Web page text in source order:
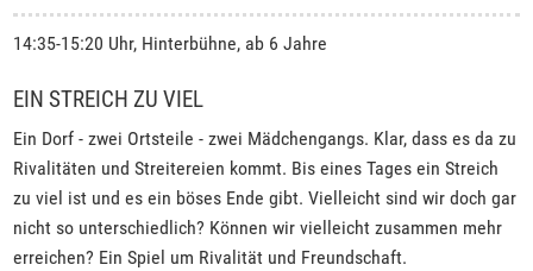
14:35-15:20 Uhr, Hinterbühne, ab 6 Jahre
EIN STREICH ZU VIEL
Ein Dorf - zwei Ortsteile - zwei Mädchengangs. Klar, dass es da zu
Rivalitäten und Streitereien kommt. Bis eines Tages ein Streich
zu viel ist und es ein böses Ende gibt. Vielleicht sind wir doch gar
nicht so unterschiedlich? Können wir vielleicht zusammen mehr
erreichen? Ein Spiel um Rivalität und Freundschaft.